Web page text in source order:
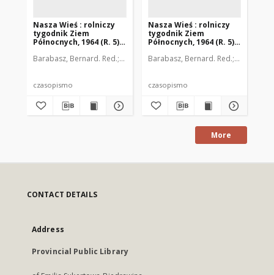
Nasza Wieś : rolniczy
tygodnik Ziem
Północnych, 1964 (R. 5),
Barabasz, Bernard. Red. Barzdo, Witold. Red. Dobrzański, Julian.
czasopismo
Nasza Wieś : rolniczy
tygodnik Ziem
Północnych, 1964 (R. 5),
Barabasz, Bernard. Red. Barzdo,
czasopismo
More
CONTACT DETAILS
Address
Provincial Public Library